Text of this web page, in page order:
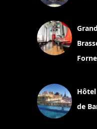
de